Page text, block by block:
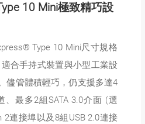
10 Mini極致精巧設
Type 10 Mini尺寸規格
合手持式裝置與小型工業設
儘管體積輕巧，仍支援多達4
、最多2組SATA 3.0介面 (選
2連接埠以及8組USB 2.0連接